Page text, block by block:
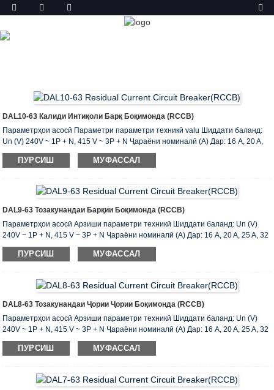
МАҲСУЛОТ
DAL10-63 Калиди Интиқоли Барқ ​​боқимонда (RCCB)
Параметрҳои асосӣ Параметри параметри техникӣ valu Шиддати баланд:
Un (V) 240V ~ 1P + N, 415 V ~ 3P + N Ҷараёни номиналӣ (A) Дар: 16 A, 20 A,
25 A, 32 A, A, 40 то 50 A , 63 A Ҷараёни боқимондаи кории боқимонда I (A):
0.03,0.1,0.3 Шумораи 1 p + N, 3 p + N AC, навъи мувофиқи ҳолати корӣ бо dc
маҳдудкунандаи боқимондаи ҷараёни кӯтоҳи кӯтоҳ I c (A): 6000
Коммутатсионӣ ва иқтидори шикастани Im (A): 500 (Дар 50A), ...
ПУРСИШ МУФАССАЛ
DAL9-63 Тозакунандаи Барқии Боқимонда (RCCB)
Параметрҳои асосӣ Арзиши параметри техникӣ Шиддати баланд: Un (V)
240V ~ 1P + N, 415 V ~ 3P + N Ҷараёни номиналӣ (A) Дар: 16 A, 20 A, 25 A, 32
A, A, 40 то 50 A , 63 A Ҷараёни боқимондаи кории боқимонда I (A): 0.03,0.1,0.3
Шумораи 1 p + N, 3 p + N AC, навъи мувофиқи ҳолати корӣ бо dc shunt
маҳдудкунандаи боқимондаи ҷараёни кӯтоҳи кӯтоҳ I c (A): 6000
Коммутатсионӣ ва иқтидори шикастани Im (A): 500 (Дар 50A) ...
ПУРСИШ МУФАССАЛ
DAL8-63 Тозакунандаи Ҷории Ҷории Боқимонда (RCCB)
Параметрҳои асосӣ Арзиши параметри техникӣ Шиддати баланд: Un (V)
240V ~ 1P + N, 415 V ~ 3P + N Ҷараёни номиналӣ (A) Дар: 16 A, 20 A, 25 A, 32
A, A, 40 то 50 A , 63 A Ҷараёни боқимондаи кории боқимонда I (A): 0.03,0.1,0.3
Шумораи 1 p + N, 3 p + N AC, навъи мувофиқи ҳолати корӣ бо dc shunt
маҳдудкунандаи боқимондаи ҷараёни кӯтоҳи кӯтоҳ I c (A): 6000
Коммутатсионӣ ва иқтидори шикастани Im (A): 500 (...
ПУРСИШ МУФАССАЛ